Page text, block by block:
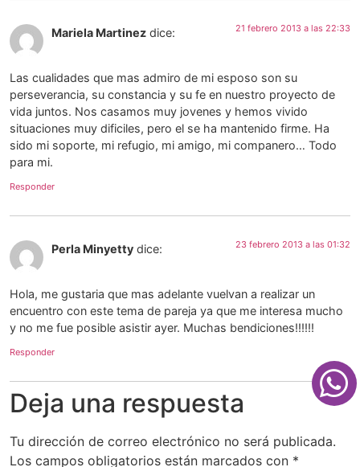
Mariela Martinez dice: 21 febrero 2013 a las 22:33
Las cualidades que mas admiro de mi esposo son su
perseverancia, su constancia y su fe en nuestro proyecto de
vida juntos. Nos casamos muy jovenes y hemos vivido
situaciones muy dificiles, pero el se ha mantenido firme. Ha
sido mi soporte, mi refugio, mi amigo, mi companero… Todo
para mi.
Responder
Perla Minyetty dice: 23 febrero 2013 a las 01:32
Hola, me gustaria que mas adelante vuelvan a realizar un
encuentro con este tema de pareja ya que me interesa mucho
y no me fue posible asistir ayer. Muchas bendiciones!!!!!!
Responder
Deja una respuesta
Tu dirección de correo electrónico no será publicada.
Los campos obligatorios están marcados con *